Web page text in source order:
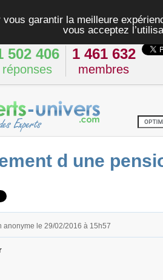
garantir la meilleure
vous acceptez
502 406
réponses
1 461 632
membres
d une
anonyme le 29/02/2016 à 15h57